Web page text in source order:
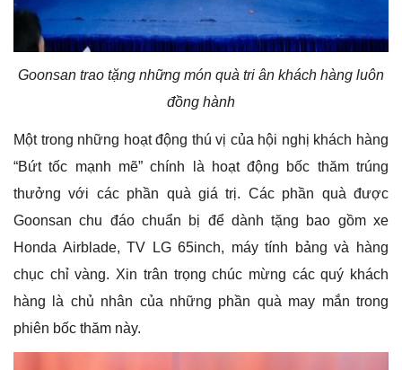
Goonsan trao tặng những món quà tri ân khách hàng luôn
đồng hành
Một trong những hoạt động thú vị của hội nghị khách hàng
“Bứt tốc mạnh mẽ” chính là hoạt động bốc thăm trúng
thưởng với các phần quà giá trị. Các phần quà được
Goonsan chu đáo chuẩn bị để dành tặng bao gồm xe
Honda Airblade, TV LG 65inch, máy tính bảng và hàng
chục chỉ vàng. Xin trân trọng chúc mừng các quý khách
hàng là chủ nhân của những phần quà may mắn trong
phiên bốc thăm này.